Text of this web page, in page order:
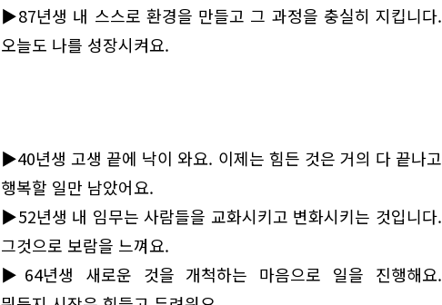
▶87년생 내 스스로 환경을 만들고 그 과정을 충실히 지킵니다.
오늘도 나를 성장시켜요.
▶40년생 고생 끝에 낙이 와요. 이제는 힘든 것은 거의 다 끝나고
행복할 일만 남았어요.
▶52년생 내 임무는 사람들을 교화시키고 변화시키는 것입니다.
그것으로 보람을 느껴요.
▶64년생 새로운 것을 개척하는 마음으로 일을 진행해요.